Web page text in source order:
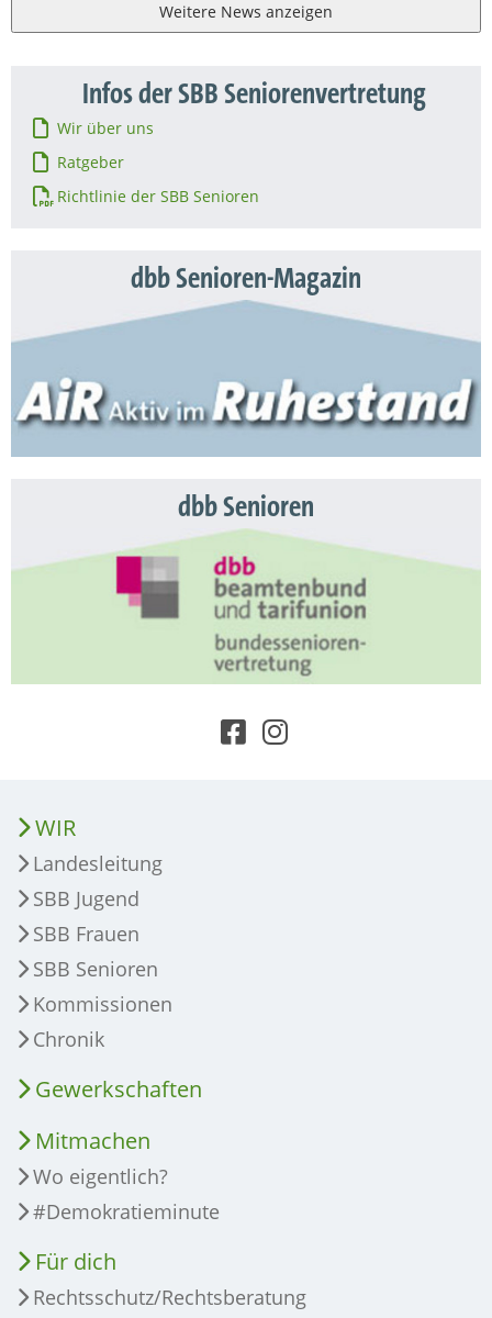
Weitere News anzeigen
Infos der SBB Seniorenvertretung
Wir über uns
Ratgeber
Richtlinie der SBB Senioren
dbb Senioren-Magazin
dbb Senioren
WIR
Landesleitung
SBB Jugend
SBB Frauen
SBB Senioren
Kommissionen
Chronik
Gewerkschaften
Mitmachen
Wo eigentlich?
#Demokratieminute
Für dich
Rechtsschutz/Rechtsberatung